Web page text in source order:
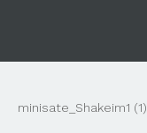
minisate_Shakeim1 (1)